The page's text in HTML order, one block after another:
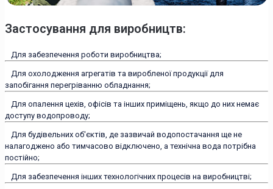
Застосування для виробництв:
Для забезпечення роботи виробництва;
Для охолодження агрегатів та виробленої продукції для
запобігання перегріванню обладнання;
Для опалення цехів, офісів та інших приміщень, якщо до них немає
доступу водопроводу;
Для будівельних об'єктів, де зазвичай водопостачання ще не
налагоджено або тимчасово відключено, а технічна вода потрібна
постійно;
Для забезпечення інших технологічних процесів на виробництві;